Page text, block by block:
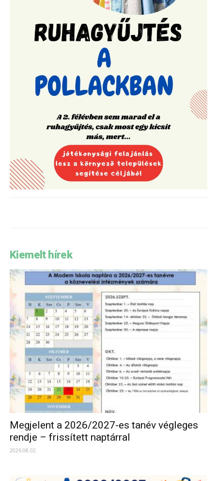
Kiemelt hírek
Megjelent a 2026/2027-es tanév végleges
rendje – frissített naptárral
2026.08.02.